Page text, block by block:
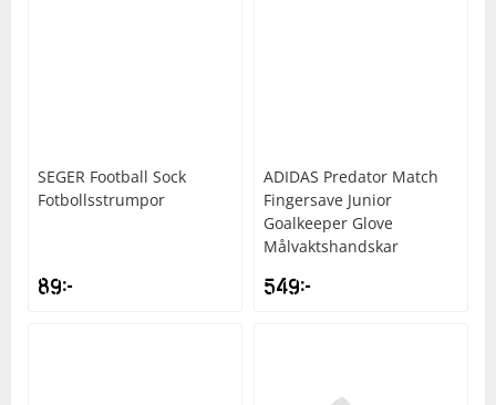
SEGER Football Sock
Fotbollsstrumpor
89kr
ADIDAS Predator Match
Fingersave Junior
Goalkeeper Glove
Målvaktshandskar
549kr